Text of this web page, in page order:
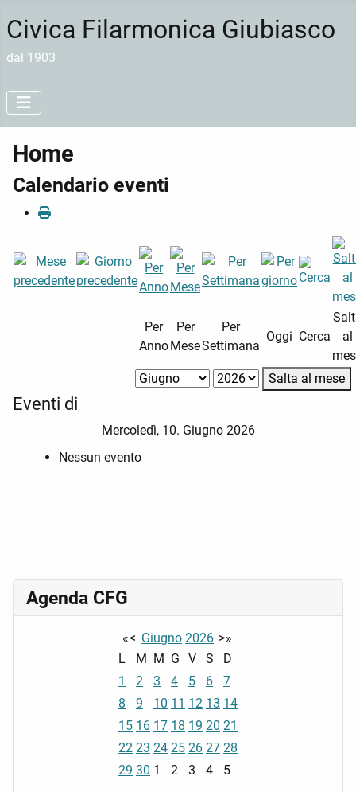
Civica Filarmonica Giubiasco
dal 1903
Home
Calendario eventi
Per
Anno
Per
Mese
Per
Settimana
Oggi Cerca
al
Salta al mese
Eventi di
Mercoledì, 10. Giugno 2026
Nessun evento
Agenda CFG
«< Giugno 2026 >»
L
M M G V S
D
1
2 3 4 5 6
7
8
9 10 11 12 13 14
15 16 17 18 19 20 21
22 23 24 25 26 27 28
29 30 1 2 3 4 5